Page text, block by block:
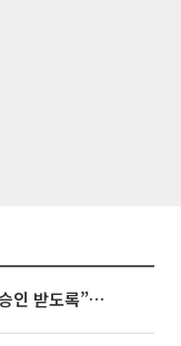
김정관 장관 “반도체 성과급, 주총 승인 받도록”…상법·자본시장법 개정 시사